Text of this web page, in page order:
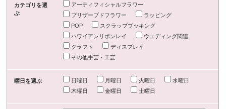
カテゴリを選
ぶ
アーティフィシャルフラワー
プリザーブドフラワー
ラッピング
POP
スクラップブッキング
ハワイアンリボンレイ
ウェディング関連
クラフト
ディスプレイ
その他手芸・工芸
曜日を選ぶ 日曜日 月曜日 火曜日
水曜日
木曜日
金曜日 土曜日